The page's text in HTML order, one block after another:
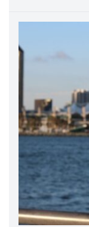
professionali